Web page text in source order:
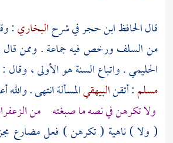
قال الحافظابن حجرفي شرحالبخاري:
منالسلفورخص فيه جماعة . وممن قال
الحليمي. واتباع السنة هو الأولى ، وقال
مسلم: أتقنالبيهقيالمسألة انتهى . والله
ولا تكرهن في نصه ما صبغته من
( ولا ) ناهية ( تكرهن ) فعل مضارع